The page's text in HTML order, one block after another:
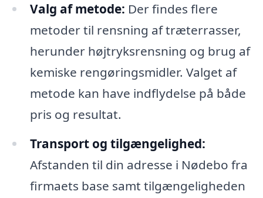
Valg af metode: Der findes flere
metoder til rensning af træterrasser,
herunder højtryksrensning og brug af
kemiske rengøringsmidler. Valget af
metode kan have indflydelse på både
pris og resultat.
Transport og tilgængelighed:
Afstanden til din adresse i Nødebo fra
firmaets base samt tilgængeligheden